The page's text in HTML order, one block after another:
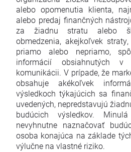
alebo opomenutia klienta,
alebo predaj finančných
za žiadnu stratu alebo
obmedzenia, akejkoľvek
priamo alebo nepriamo,
informácií obsiahnutých v
komunikácii. V prípade, že
obsahuje akékoľvek
výsledkoch týkajúcich sa
uvedených, nepredstavujú
budúcich výsledkov.
nevyhnutne naznačovať
osoba konajúca na základe
výlučne na vlastné riziko.